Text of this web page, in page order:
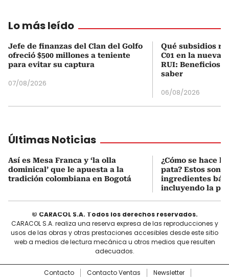
Lo más leído
Jefe de finanzas del Clan del Golfo
ofreció $500 millones a teniente
para evitar su captura
07/08/2026
Qué subsidios
C01 en la nueva
RUI: Beneficios
saber
06/08/2026
Últimas Noticias
Así es Mesa Franca y ‘la olla
dominical’ que le apuesta a la
tradición colombiana en Bogotá
¿Cómo se hace
pata? Estos son
ingredientes
incluyendo la
© CARACOL S.A. Todos los derechos reservados.
CARACOL S.A. realiza una reserva expresa de las reproducciones y
usos de las obras y otras prestaciones accesibles desde este sitio
web a medios de lectura mecánica u otros medios que resulten
adecuados.
Contacto Contacto Ventas Newsletter